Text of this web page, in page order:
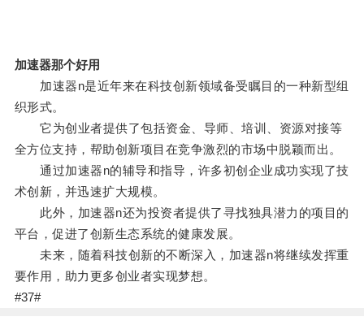
加速器那个好用
加速器n是近年来在科技创新领域备受瞩目的一种新型组
织形式。
它为创业者提供了包括资金、导师、培训、资源对接等
全方位支持，帮助创新项目在竞争激烈的市场中脱颖而出。
通过加速器n的辅导和指导，许多初创企业成功实现了技
术创新，并迅速扩大规模。
此外，加速器n还为投资者提供了寻找独具潜力的项目的
平台，促进了创新生态系统的健康发展。
未来，随着科技创新的不断深入，加速器n将继续发挥重
要作用，助力更多创业者实现梦想。
#37#